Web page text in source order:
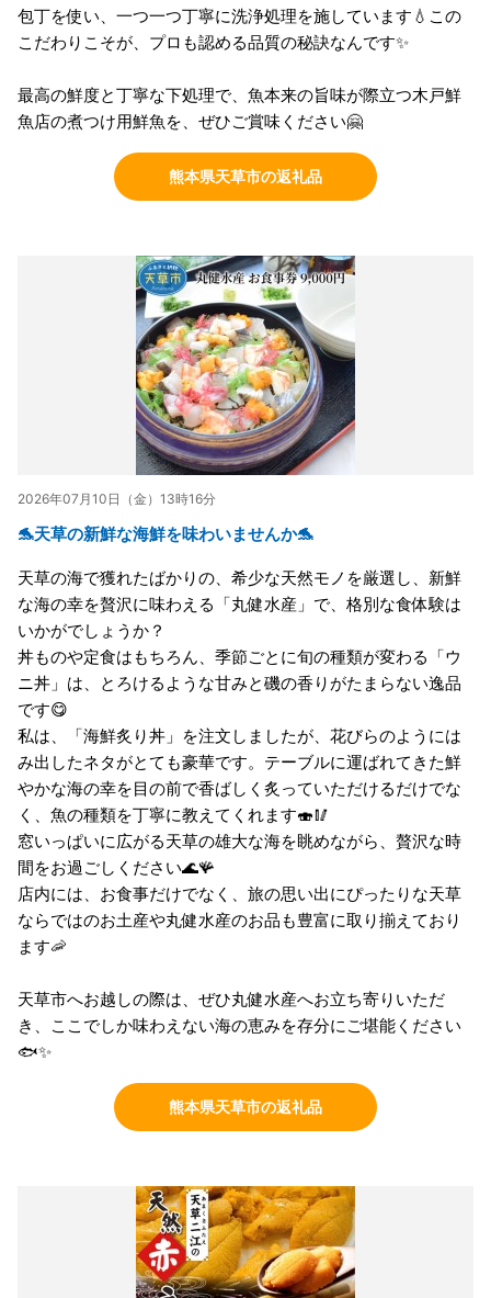
包丁を使い、一つ一つ丁寧に洗浄処理を施しています💧この
こだわりこそが、プロも認める品質の秘訣なんです✨
最高の鮮度と丁寧な下処理で、魚本来の旨味が際立つ木戸鮮
魚店の煮つけ用鮮魚を、ぜひご賞味ください🤗
熊本県天草市の返礼品
2026年07月10日（金）13時16分
🐬天草の新鮮な海鮮を味わいませんか🐬
天草の海で獲れたばかりの、希少な天然モノを厳選し、新鮮
な海の幸を贅沢に味わえる「丸健水産」で、格別な食体験は
いかがでしょうか？
丼ものや定食はもちろん、季節ごとに旬の種類が変わる「ウ
ニ丼」は、とろけるような甘みと磯の香りがたまらない逸品
です😋
私は、「海鮮炙り丼」を注文しましたが、花びらのようには
み出したネタがとても豪華です。テーブルに運ばれてきた鮮
やかな海の幸を目の前で香ばしく炙っていただけるだけでな
く、魚の種類を丁寧に教えてくれます🍣🥢
窓いっぱいに広がる天草の雄大な海を眺めながら、贅沢な時
間をお過ごしください🌊🪸
店内には、お食事だけでなく、旅の思い出にぴったりな天草
ならではのお土産や丸健水産のお品も豊富に取り揃えており
ます🦐
天草市へお越しの際は、ぜひ丸健水産へお立ち寄りいただ
き、ここでしか味わえない海の恵みを存分にご堪能ください
🐟✨
熊本県天草市の返礼品